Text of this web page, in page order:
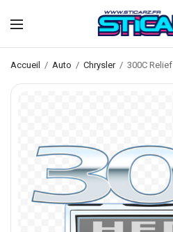
Accueil / Auto / Chrysler / 300C Relief